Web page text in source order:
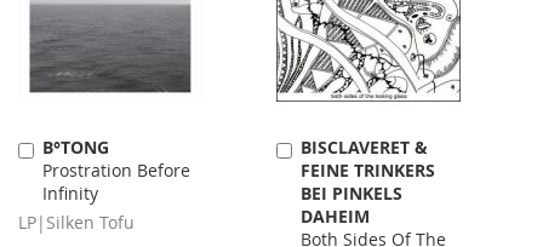
B°TONG
Prostration Before
Infinity
LP|Silken Tofu
Add
to
Cart
BISCLAVERET &
FEINE TRINKERS
BEI PINKELS
DAHEIM
Both Sides Of The
Add
to
Cart